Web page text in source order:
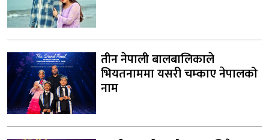
तीन नेपाली बालबालिकाले
भियतनाममा यसरी चम्काए नेपालको
नाम